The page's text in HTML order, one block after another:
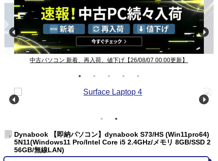
Windows11ノート一覧【26/08/07 00:00更新】
Dynabook 【即納パソコン】dynabook S73/HS (Win11pro64)
5N11(Windows11 Pro/Intel Core i5 2.4GHz/メモリ 8GB/SSD 2
56GB/無線LAN)